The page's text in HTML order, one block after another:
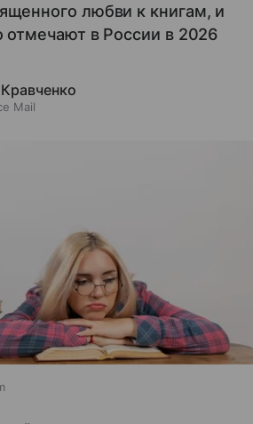
любви к книгам, и
отмечают в России в 2026
Mail